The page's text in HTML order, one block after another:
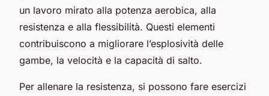
un lavoro mirato alla potenza aerobica, alla
resistenza e alla flessibilità. Questi elementi
contribuiscono a migliorare l’esplosività delle
gambe, la velocità e la capacità di salto.
Per allenare la resistenza, si possono fare esercizi